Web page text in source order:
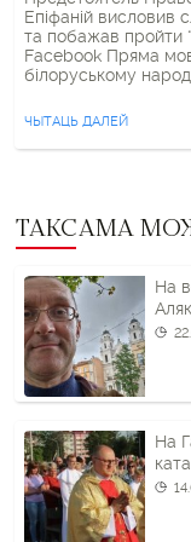
Епіфаній висловив
та побажав пройти
Facebook Пряма
білоруському
гідність та
своєї держави.
держав, […]
ЧЫТАЦЬ ДАЛЕЙ
ТАКСАМА
На
На